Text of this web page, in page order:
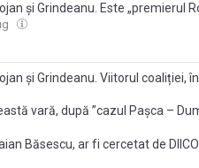
și Grindeanu. Este „premierul
și Grindeanu. Viitorul coaliției,
vară, după ”cazul Pașca –
și audiat 8 ore, ca urmare a
aberantă: pornografie infantilă
Băsescu, ar fi cercetat de
ar fi fost reclamat de